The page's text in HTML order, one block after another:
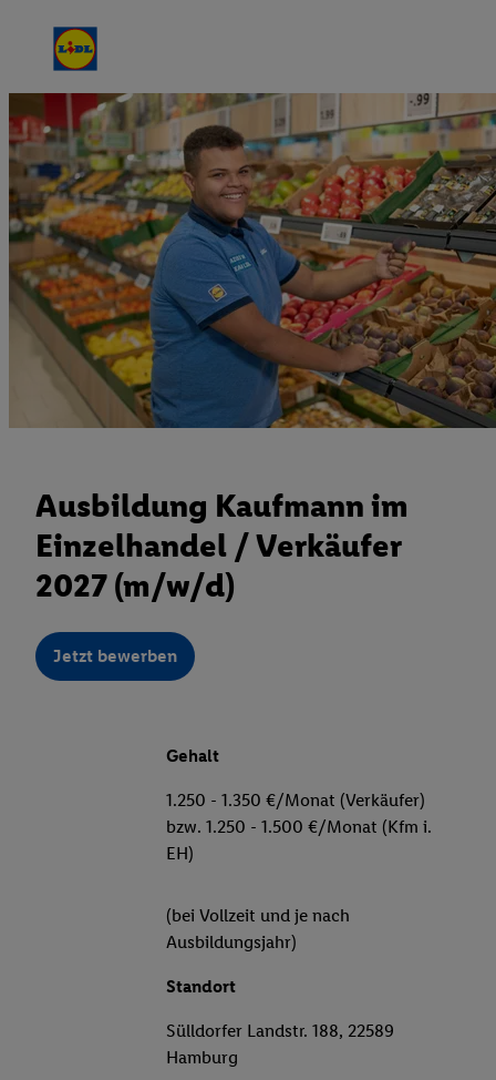
Ausbildung Kaufmann im
Einzelhandel / Verkäufer
2027 (m/w/d)
Jetzt bewerben
Gehalt
1.250 - 1.350 €/Monat (Verkäufer)
bzw. 1.250 - 1.500 €/Monat (Kfm i.
EH)
(bei Vollzeit und je nach
Ausbildungsjahr)
Standort
Sülldorfer Landstr. 188, 22589
Hamburg